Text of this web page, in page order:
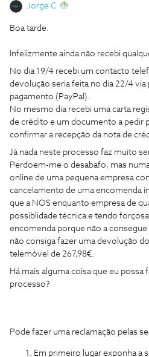
Jorge C
Boa tarde.
Infelizmente ainda não recebi
No dia 19/4 recebi um contacto
devolução seria feita no dia 22/4
pagamento (PayPal).
No mesmo dia recebi uma carta
de crédito e um documento a pedir
confirmar a recepção da nota de
Já nada neste processo faz muito
Perdoem-me o desabafo, mas
online de uma pequena empresa
cancelamento de uma encomenda
que a NOS enquanto empresa de
possiblidade técnica e tendo
encomenda porque não a consegue
não consiga fazer uma devolução
telemóvel de 267,98€.
Há mais alguma coisa que eu possa
processo?
Pode fazer uma reclamação pelas
Em primeiro lugar exponha a